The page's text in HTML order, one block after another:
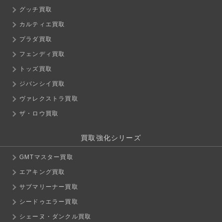
グッチ買取
カルティエ買取
プラダ買取
フェンディ買取
トッズ買取
ジバンシイ買取
ヴァレクストラ買取
ザ・ロウ買取
買取強化シリーズ
GMTマスター買取
エアキング買取
サブマリーナー買取
シードゥエラー買取
シェーヌ・ダンクル買取